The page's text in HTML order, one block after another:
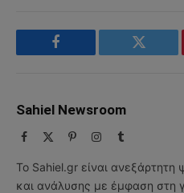
Facebook Twitter
Sahiel Newsroom
Facebook PinterestInstagram
Tumblr
Το Sahiel.gr είναι
και ανάλυσης με έμφαση στη